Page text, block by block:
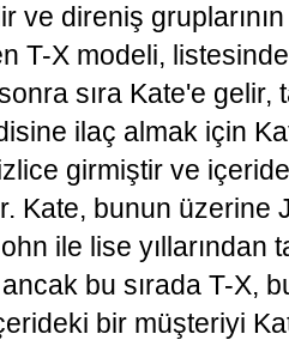
ve direniş
T-X modeli,
sıra Kate'e gelir,
ilaç almak için
girmiştir ve
Kate, bunun üzerine
ile lise yıllarından
bu sırada T-X,
bir müşteriyi